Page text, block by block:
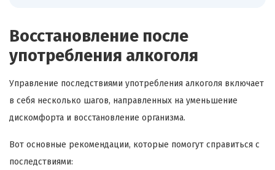
Восстановление после
употребления алкоголя
Управление последствиями употребления алкоголя включает
в себя несколько шагов, направленных на уменьшение
дискомфорта и восстановление организма.
Вот основные рекомендации, которые помогут справиться с
последствиями: